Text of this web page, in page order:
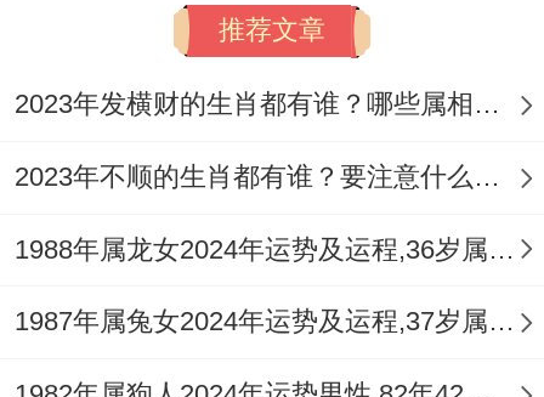
合伙人纠纷或同行恶性竞争，若确有创业计
划，务必以技术、专利（印）为核心竞争
功可能。
2.4 怎样增强事业运势，化解小人？
量。可在办公室或书房的东北方文昌位，摆
放 【祥安阁登榜扬名】 摆件，借助文昌塔
推荐文章
2023年发横财的生肖都有谁？哪些属相财运旺盛？
2023年不顺的生肖都有谁？要注意什么呢？
1988年属龙女2024年运势及运程,36岁属龙人2024全年每月运势女性如何
1987年属兔女2024年运势及运程,37岁属兔人2024全年每月运势女性如何